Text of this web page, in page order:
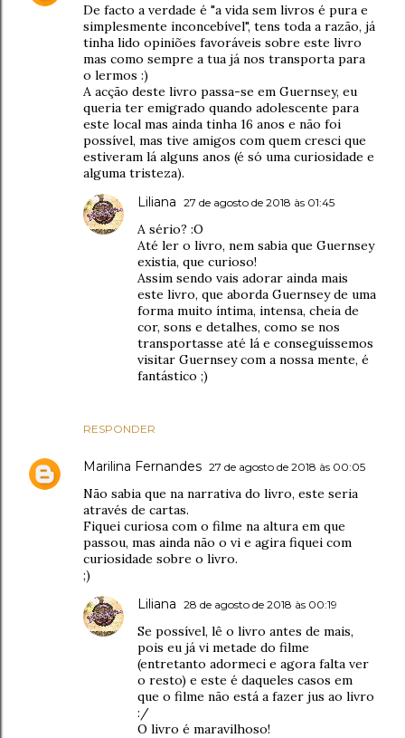
De facto a verdade é "a vida sem livros é pura e
simplesmente inconcebível", tens toda a razão, já
tinha lido opiniões favoráveis sobre este livro
mas como sempre a tua já nos transporta para
o lermos :)
A acção deste livro passa-se em Guernsey, eu
queria ter emigrado quando adolescente para
este local mas ainda tinha 16 anos e não foi
possível, mas tive amigos com quem cresci que
estiveram lá alguns anos (é só uma curiosidade e
alguma tristeza).
RESPONDER
Liliana 27 de agosto de 2018 às 01:45
A sério? :O
Até ler o livro, nem sabia que Guernsey
existia, que curioso!
Assim sendo vais adorar ainda mais
este livro, que aborda Guernsey de uma
forma muito íntima, intensa, cheia de
cor, sons e detalhes, como se nos
transportasse até lá e conseguíssemos
visitar Guernsey com a nossa mente, é
fantástico ;)
Marilina Fernandes 27 de agosto de 2018 às 00:05
Não sabia que na narrativa do livro, este seria
através de cartas.
Fiquei curiosa com o filme na altura em que
passou, mas ainda não o vi e agira fiquei com
curiosidade sobre o livro.
;)
Liliana 28 de agosto de 2018 às 00:19
Se possível, lê o livro antes de mais,
pois eu já vi metade do filme
(entretanto adormeci e agora falta ver
o resto) e este é daqueles casos em
que o filme não está a fazer jus ao livro
:/
O livro é maravilhoso!